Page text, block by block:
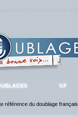
V.F
référence du doublage français.